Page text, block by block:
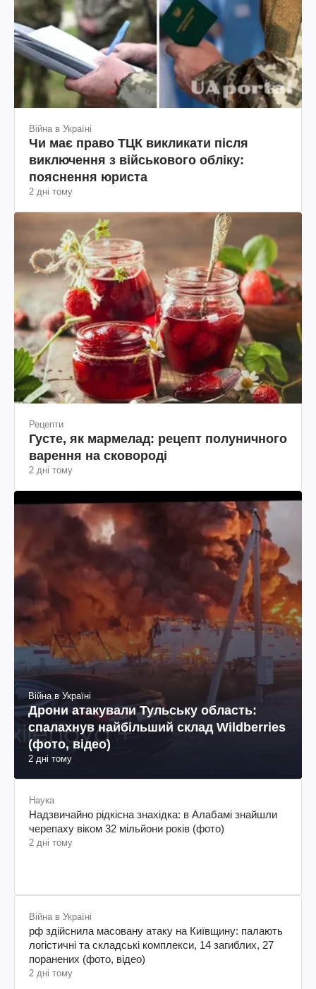
Війна в Україні
Чи має право ТЦК викликати після
виключення з військового обліку:
пояснення юриста
2 дні тому
Рецепти
Густе, як мармелад: рецепт полуничного
варення на сковороді
2 дні тому
Війна в Україні
Дрони атакували Тульську область:
спалахнув найбільший склад Wildberries
(фото, відео)
2 дні тому
Наука
Надзвичайно рідкісна знахідка: в Алабамі знайшли
черепаху віком 32 мільйони років (фото)
2 дні тому
Війна в Україні
рф здійснила масовану атаку на Київщину: палають
логістичні та складські комплекси, 14 загиблих, 27
поранених (фото, відео)
2 дні тому